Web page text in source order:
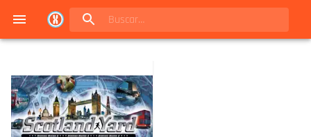
Navigated to Juegos de mesa en Buenos Aires | Conexión Berlín - Catálogo